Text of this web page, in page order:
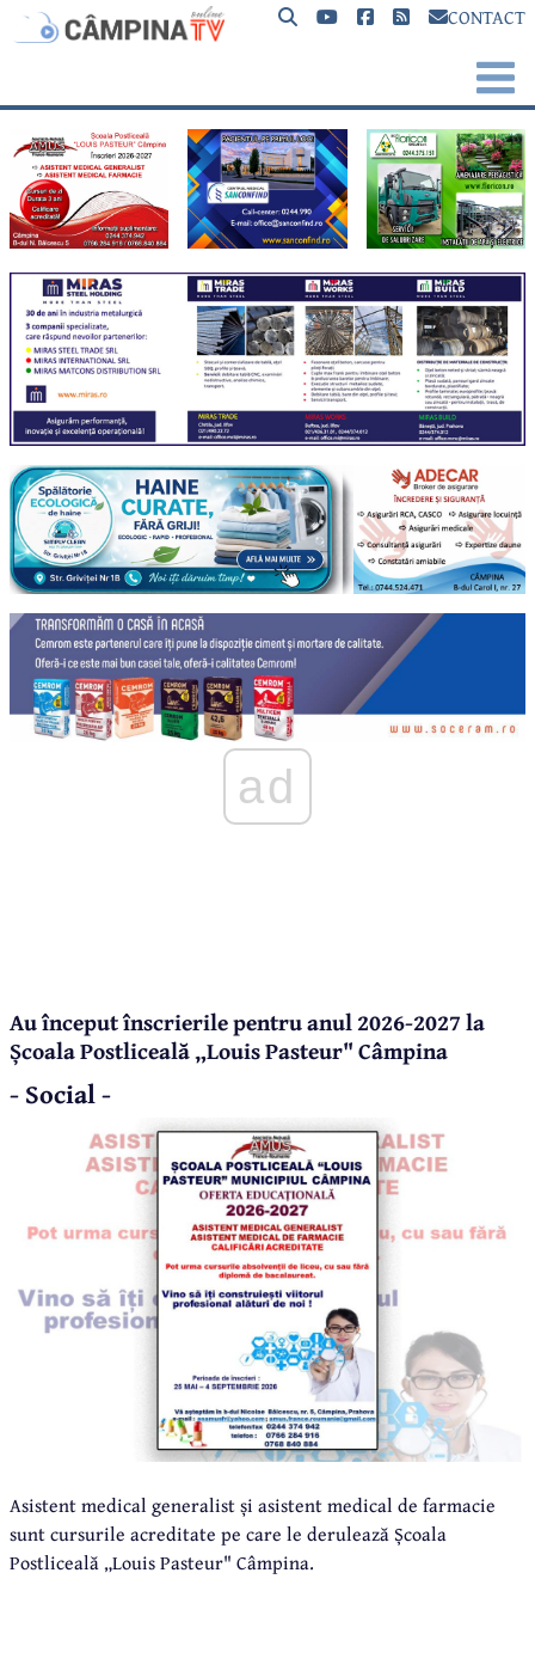
CONTACT
ad
Au început înscrierile pentru anul 2026-2027 la
Școala Postliceală „Louis Pasteur" Câmpina
- Social -
Asistent medical generalist și asistent medical de farmacie
sunt cursurile acreditate pe care le derulează Școala
Postliceală „Louis Pasteur" Câmpina.